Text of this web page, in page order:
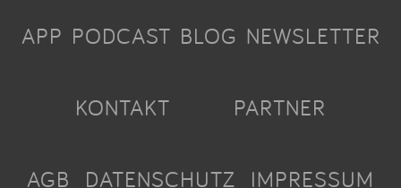
APP PODCAST BLOG NEWSLETTER
KONTAKT PARTNER
AGB DATENSCHUTZ IMPRESSUM